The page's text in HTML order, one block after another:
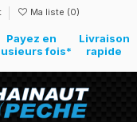
Ma liste (0)
Payez en
fois*
Livraison
rapide